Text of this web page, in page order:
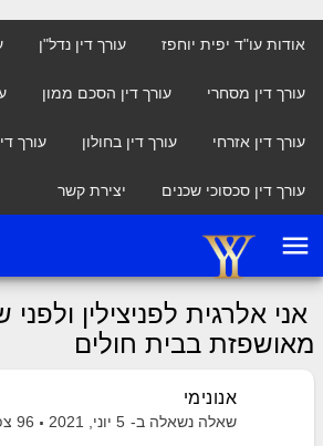
אודות עו"ד יפית יוחפז עורך דין נדל"ן
עורך דין מסחרי עורך דין הסכם ממון
עורך דין אזרחי עורך דין בחולון עורך
עורך דין סכסוכי שכנים יצירת קשר
menu
אני אלרגית לפניצילין ולפני
מאושפזת בבית חולים
אנונימי
שאלה נשאלה ב- 5 יוני, 2021 96